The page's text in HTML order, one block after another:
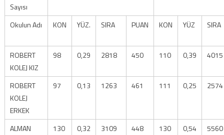
Sayısı
Okulun Adı KON YÜZ. SIRA PUAN KON YÜZ SIRA
ROBERT
KOLEJ KIZ
98 0,29 2818 450 110 0,39 4015
ROBERT
KOLEJ
ERKEK
97 0,13 1263 461 111 0,25 2574
ALMAN
130 0,32 3109 448 130 0,54 5560